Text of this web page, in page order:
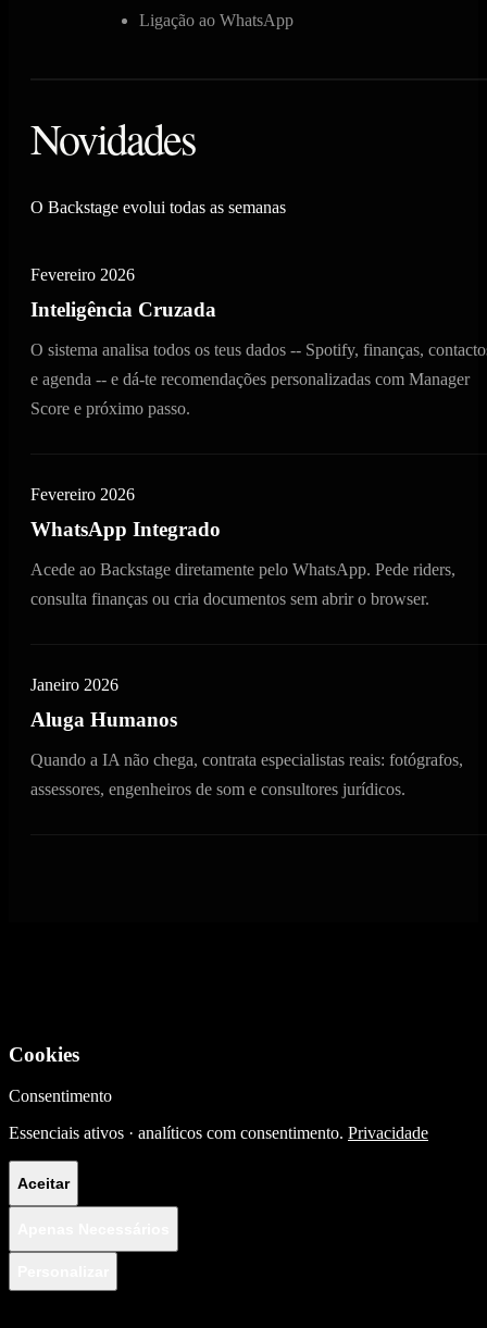
Ligação ao WhatsApp
Novidades
O Backstage evolui todas as semanas
Fevereiro 2026
Inteligência Cruzada
O sistema analisa todos os teus dados -- Spotify, finanças,
e agenda -- e dá-te recomendações personalizadas com Manager
Score e próximo passo.
Fevereiro 2026
WhatsApp Integrado
Acede ao Backstage diretamente pelo WhatsApp. Pede riders,
consulta finanças ou cria documentos sem abrir o browser.
Janeiro 2026
Aluga Humanos
Quando a IA não chega, contrata especialistas reais: fotógrafos,
assessores, engenheiros de som e consultores jurídicos.
Cookies
Consentimento
Essenciais ativos · analíticos com consentimento. Privacidade
Aceitar